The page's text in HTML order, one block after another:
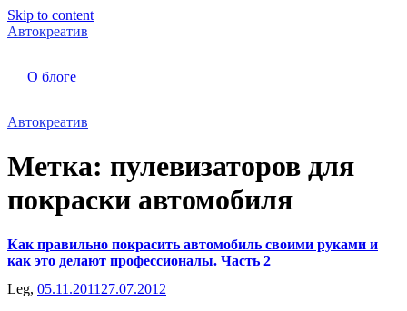
Skip to content
Автокреатив
О блоге
Автокреатив
Метка: пулевизаторов для
покраски автомобиля
Как правильно покрасить автомобиль своими руками и
как это делают профессионалы. Часть 2
Leg, 05.11.2011 27.07.2012